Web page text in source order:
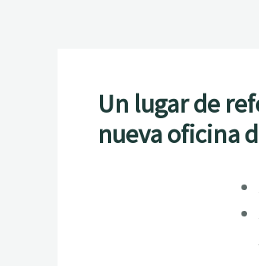
Un lugar de
nueva oficina